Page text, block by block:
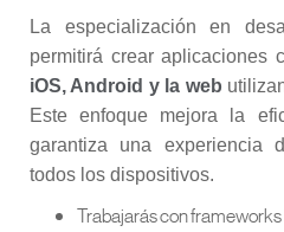
La especialización en
permitirá crear aplicaciones
iOS, Android y la web
Este enfoque mejora la
garantiza una experiencia
todos los dispositivos.
Trabajarás con